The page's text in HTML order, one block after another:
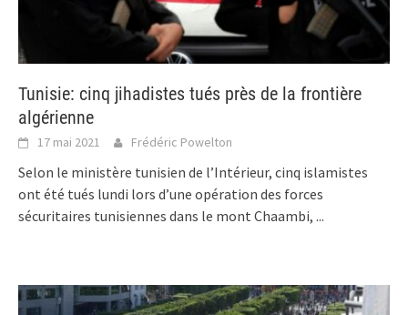
Tunisie: cinq jihadistes tués près de la frontière
algérienne
17 mai 2021 Frédéric Powelton
Selon le ministère tunisien de l’Intérieur, cinq islamistes
ont été tués lundi lors d’une opération des forces
sécuritaires tunisiennes dans le mont Chaambi, ...